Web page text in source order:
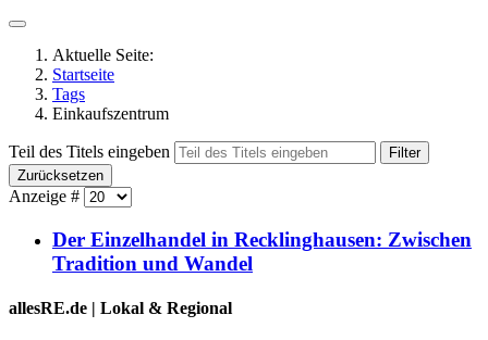
Aktuelle Seite:
Startseite
Tags
Einkaufszentrum
Teil des Titels eingeben
Filter
Zurücksetzen
Anzeige #
Der Einzelhandel in Recklinghausen: Zwischen
Tradition und Wandel
allesRE.de | Lokal & Regional